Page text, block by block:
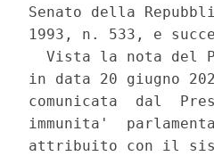
Senato della
1993, n. 533, e
Vista la nota del
in data 20 giugno
comunicata  dal
immunita'
attribuito con il